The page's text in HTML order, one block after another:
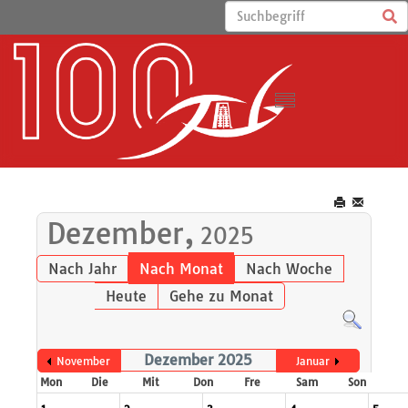
Dezember, 2025
Nach Jahr Nach Monat
Nach Woche
Heute
Gehe zu Monat
November Dezember 2025
Januar
Mon
Die Mit Don Fre Sam
Son